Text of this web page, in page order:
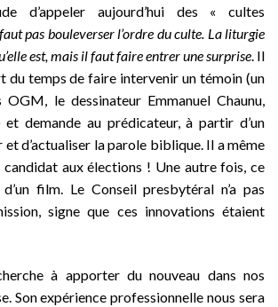
d’appeler aujourd’hui des « cultes
pas bouleverser l’ordre du culte. La liturgie
est, mais il faut faire entrer une surprise. Il
du temps de faire intervenir un témoin (un
OGM, le dessinateur Emmanuel Chaunu,
et demande au prédicateur, à partir d’un
d’actualiser la parole biblique. Il a même
aux élections ! Une autre fois, ce
film. Le Conseil presbytéral n’a pas
signe que ces innovations étaient
à apporter du nouveau dans nos
Son expérience professionnelle nous sera